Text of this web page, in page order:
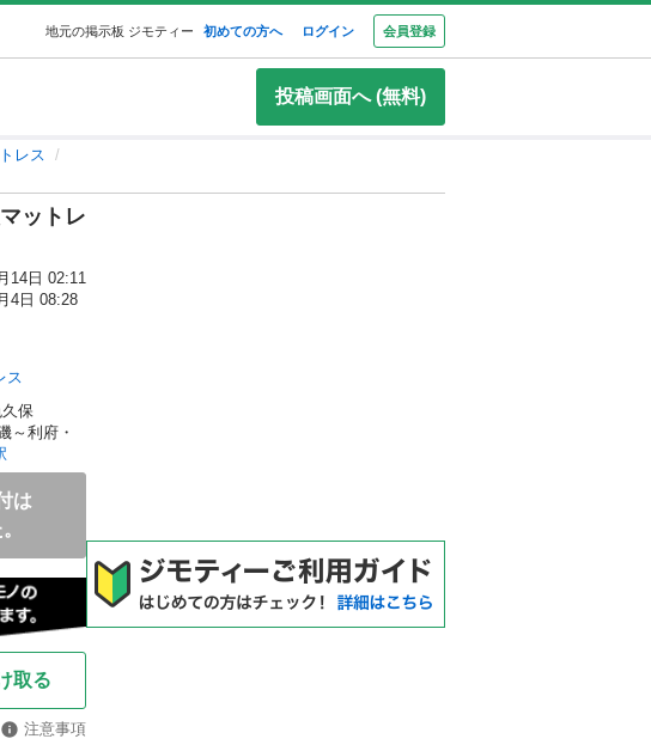
地元の掲示板 ジモティー 初めての方へ ログイン 会員登録
投稿画面へ (無料)
レス
ットレ
14日 02:11
4日 08:28
ス
保
～利府・
は
取る
注意事項